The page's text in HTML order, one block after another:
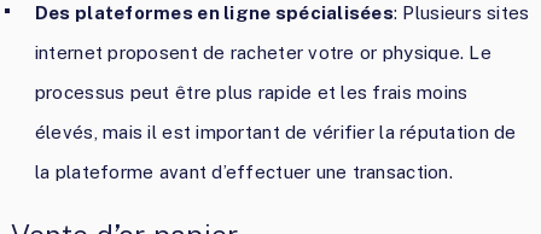
Des plateformes en ligne spécialisées: Plusieurs sites
internet proposent de racheter votre or physique. Le
processus peut être plus rapide et les frais moins
élevés, mais il est important de vérifier la réputation de
la plateforme avant d’effectuer une transaction.